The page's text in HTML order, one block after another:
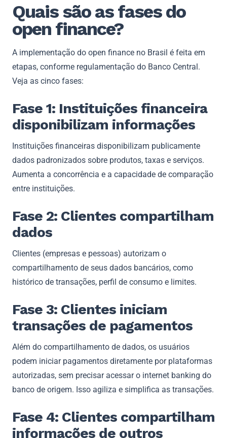
Quais são as fases do
open finance?
A implementação do open finance no Brasil é feita em
etapas, conforme regulamentação do Banco Central.
Veja as cinco fases:
Fase 1: Instituições financeira
disponibilizam informações
Instituições financeiras disponibilizam publicamente
dados padronizados sobre produtos, taxas e serviços.
Aumenta a concorrência e a capacidade de comparação
entre instituições.
Fase 2: Clientes compartilham
dados
Clientes (empresas e pessoas) autorizam o
compartilhamento de seus dados bancários, como
histórico de transações, perfil de consumo e limites.
Fase 3: Clientes iniciam
transações de pagamentos
Além do compartilhamento de dados, os usuários
podem iniciar pagamentos diretamente por plataformas
autorizadas, sem precisar acessar o internet banking do
banco de origem. Isso agiliza e simplifica as transações.
Fase 4: Clientes compartilham
informações de outros